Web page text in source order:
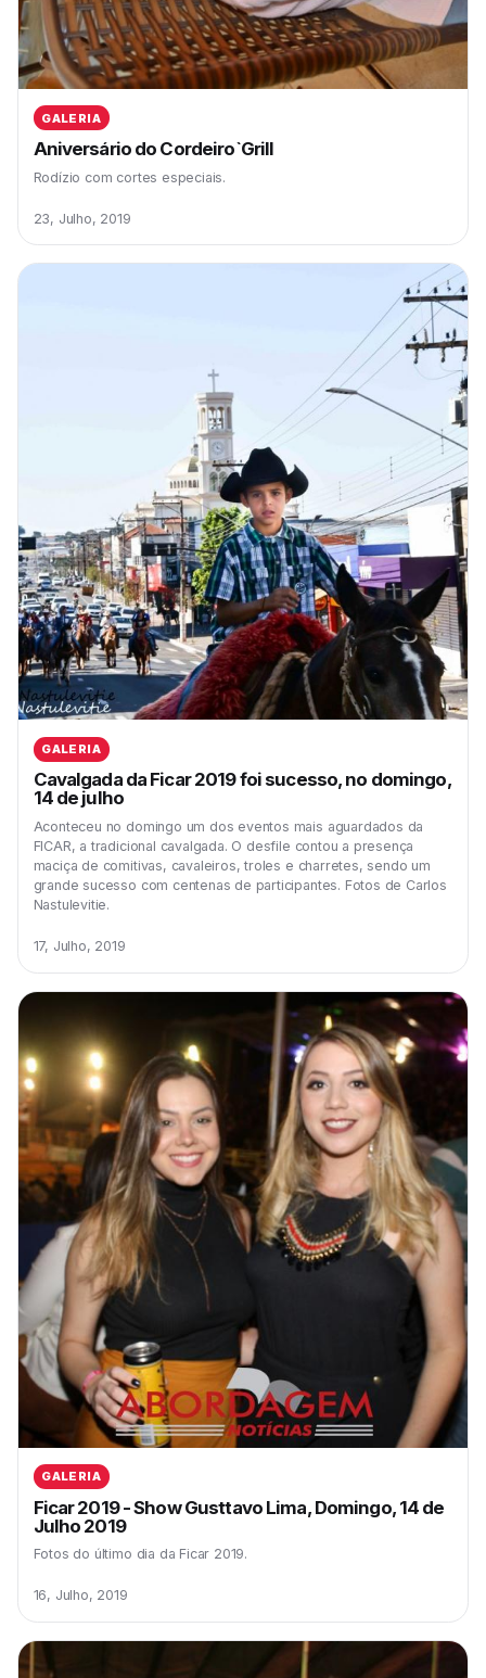
GALERIA
Aniversário do Cordeiro`Grill
Rodízio com cortes especiais.
23, Julho, 2019
GALERIA
Cavalgada da Ficar 2019 foi sucesso, no domingo,
14 de julho
Aconteceu no domingo um dos eventos mais aguardados da
FICAR, a tradicional cavalgada. O desfile contou a presença
maciça de comitivas, cavaleiros, troles e charretes, sendo um
grande sucesso com centenas de participantes. Fotos de Carlos
Nastulevitie.
17, Julho, 2019
GALERIA
Ficar 2019 - Show Gusttavo Lima, Domingo, 14 de
Julho 2019
Fotos do último dia da Ficar 2019.
16, Julho, 2019